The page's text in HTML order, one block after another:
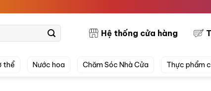
Hệ thống cửa hàng
thể Nước hoa Chăm Sóc Nhà Cửa Thực phẩm